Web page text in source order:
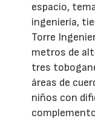
espacio,
ingeniería,
Torre
metros de
tres
áreas de
niños con